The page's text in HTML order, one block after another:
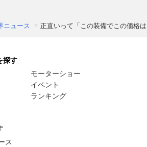
ニュース 正直いって「この装備でこの価格
探す
モーターショー
イベント
ランキング
ス